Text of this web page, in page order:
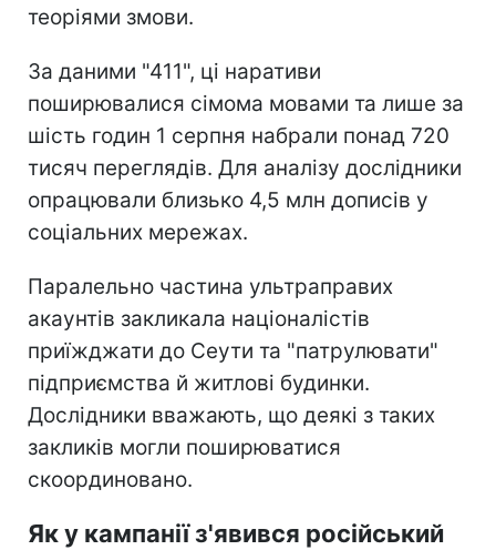
теоріями змови.
За даними "411", ці наративи
поширювалися сімома мовами та лише за
шість годин 1 серпня набрали понад 720
тисяч переглядів. Для аналізу дослідники
опрацювали близько 4,5 млн дописів у
соціальних мережах.
Паралельно частина ультраправих
акаунтів закликала націоналістів
приїжджати до Сеути та "патрулювати"
підприємства й житлові будинки.
Дослідники вважають, що деякі з таких
закликів могли поширюватися
скоординовано.
Як у кампанії з'явився російський